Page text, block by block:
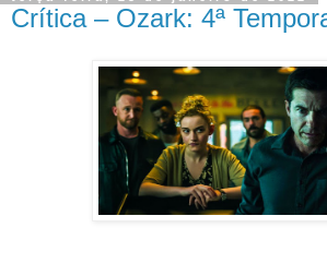
Crítica – Ozark: 4ª